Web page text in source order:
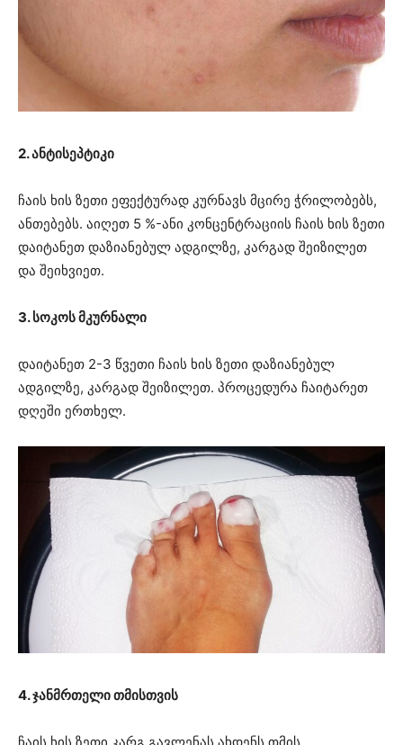
2. ანტისეპტიკი
ჩაის ხის ზეთი ეფექტურად კურნავს მცირე ჭრილობებს,
ანთებებს. აიღეთ 5 %-ანი კონცენტრაციის ჩაის ხის ზეთი
დაიტანეთ დაზიანებულ ადგილზე, კარგად შეიზილეთ
და შეიხვიეთ.
3. სოკოს მკურნალი
დაიტანეთ 2-3 წვეთი ჩაის ხის ზეთი დაზიანებულ
ადგილზე, კარგად შეიზილეთ. პროცედურა ჩაიტარეთ
დღეში ერთხელ.
4. ჯანმრთელი თმისთვის